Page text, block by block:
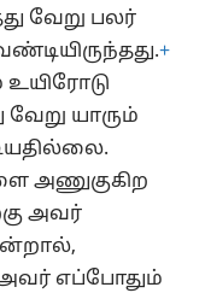
வேறு பலர்
+
வேறு யாரும்
அணுகுகிற
அவர்
எப்போதும்